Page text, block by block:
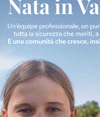
Cronaca 4 Agosto 2026
Un anno fa la
Gianni, Giulia e
processo, lo stop ai
Cronaca 3 Agosto 2026
Scomparso da una
Fiorentino l’uomo
Levane nel 2020